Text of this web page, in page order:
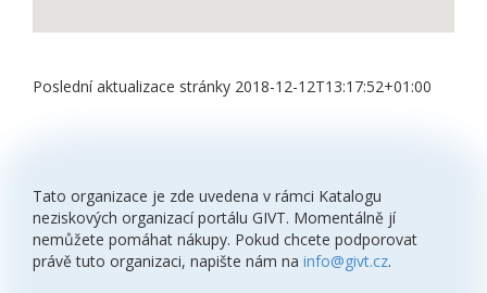
Poslední aktualizace stránky 2018-12-12T13:17:52+01:00
Tato organizace je zde uvedena v rámci Katalogu
neziskových organizací portálu GIVT. Momentálně jí
nemůžete pomáhat nákupy. Pokud chcete podporovat
právě tuto organizaci, napište nám na info@givt.cz.